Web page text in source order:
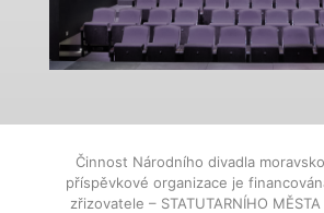
Činnost Národního divadla
příspěvkové organizace je
zřizovatele – STATUTARNÍHO MĚSTA